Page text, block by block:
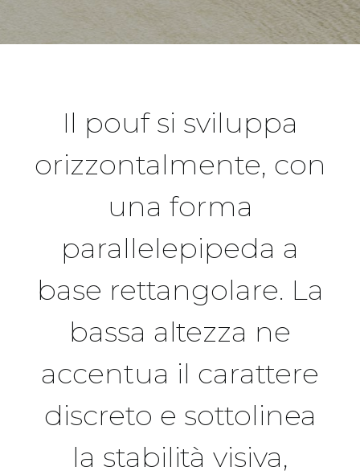
Il pouf si sviluppa
orizzontalmente, con
una forma
parallelepipeda a
base rettangolare. La
bassa altezza ne
accentua il carattere
discreto e sottolinea
la stabilità visiva,